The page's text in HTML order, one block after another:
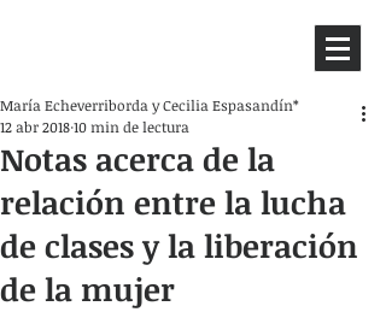
Notas acerca de la
relación entre la lucha
de clases y la liberación
de la mujer
María Echeverriborda y Cecilia Espasandín*
12 abr 201810 min de lectura